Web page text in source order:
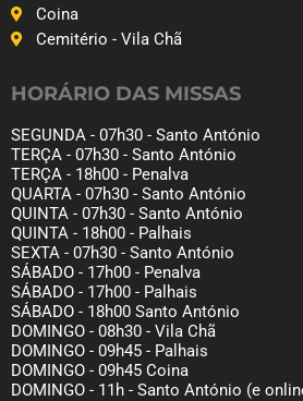
Coina
Cemitério - Vila Chã
HORÁRIO DAS MISSAS
SEGUNDA - 07h30 - Santo António
TERÇA - 07h30 - Santo António
TERÇA - 18h00 - Penalva
QUARTA - 07h30 - Santo António
QUINTA - 07h30 - Santo António
QUINTA - 18h00 - Palhais
SEXTA - 07h30 - Santo António
SÁBADO - 17h00 - Penalva
SÁBADO - 17h00 - Palhais
SÁBADO - 18h00 Santo António
DOMINGO - 08h30 - Vila Chã
DOMINGO - 09h45 - Palhais
DOMINGO - 09h45 Coina
DOMINGO - 11h - Santo António (e